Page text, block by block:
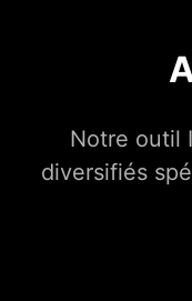
Notre outil
diversifiés